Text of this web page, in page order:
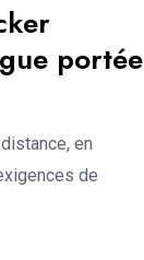
portée
en
de